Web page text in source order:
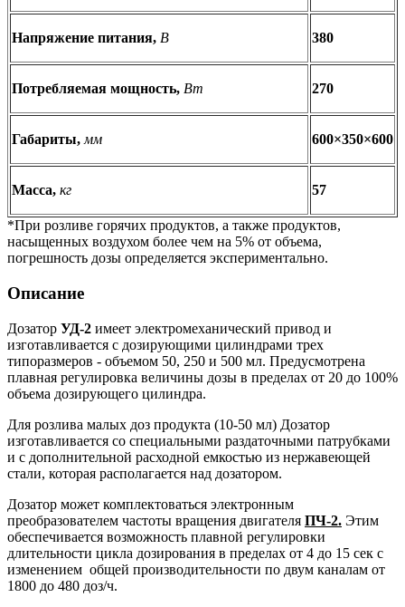
Напряжение питания, В 380
Потребляемая мощность, Вт 270
Габариты, мм 600×350×600
Масса, кг 57
*При розливе горячих продуктов, а также продуктов,
насыщенных воздухом более чем на 5% от объема,
погрешность дозы определяется экспериментально.
Описание
Дозатор УД-2 имеет электромеханический привод и
изготавливается с дозирующими цилиндрами трех
типоразмеров - объемом 50, 250 и 500 мл. Предусмотрена
плавная регулировка величины дозы в пределах от 20 до 100%
объема дозирующего цилиндра.
Для розлива малых доз продукта (10-50 мл) Дозатор
изготавливается со специальными раздаточными патрубками
и с дополнительной расходной емкостью из нержавеющей
стали, которая располагается над дозатором.
Дозатор может комплектоваться электронным
преобразователем частоты вращения двигателя ПЧ-2. Этим
обеспечивается возможность плавной регулировки
длительности цикла дозирования в пределах от 4 до 15 сек с
изменением общей производительности по двум каналам от
1800 до 480 доз/ч.